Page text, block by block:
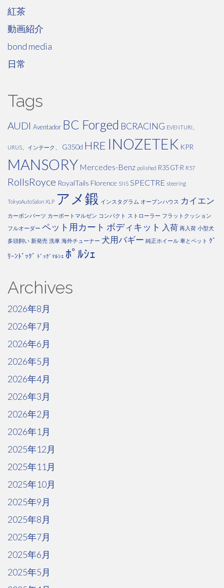
紅茶
動画紹介
bond media
日常
Tags
AUDI Aventador BC Forged BCRACING EVENTURI、
URUS、インテーク、 G350d HRE INOZETEK KPR
MANSORY Mercedes-Benz polished R35 GT-R R57
RollsRoyce RoyalTails Florence SNS SPECTRE steering
TokyoAutoSalon XLP アメ鍛 インスタグラム オープンハウス カイエン
カーボンパーツ カーポートマルゼン コンパクト ストローラー フラットクッション
フルオーダー ペット用カート ボディキット 入荷 再入荷 小型犬
多頭飼い 新発売 洗車 海外チューナー 犬用バギー 純正ホイール 車とペット ｸﾞ
ﾘｰﾝﾄﾞｯｸﾞ
ﾄﾞｯｸﾞﾏﾙｼｪ ﾎﾟﾙｼｪ
Archives
2026年8月
2026年7月
2026年6月
2026年5月
2026年4月
2026年3月
2026年2月
2026年1月
2025年12月
2025年11月
2025年10月
2025年9月
2025年8月
2025年7月
2025年6月
2025年5月